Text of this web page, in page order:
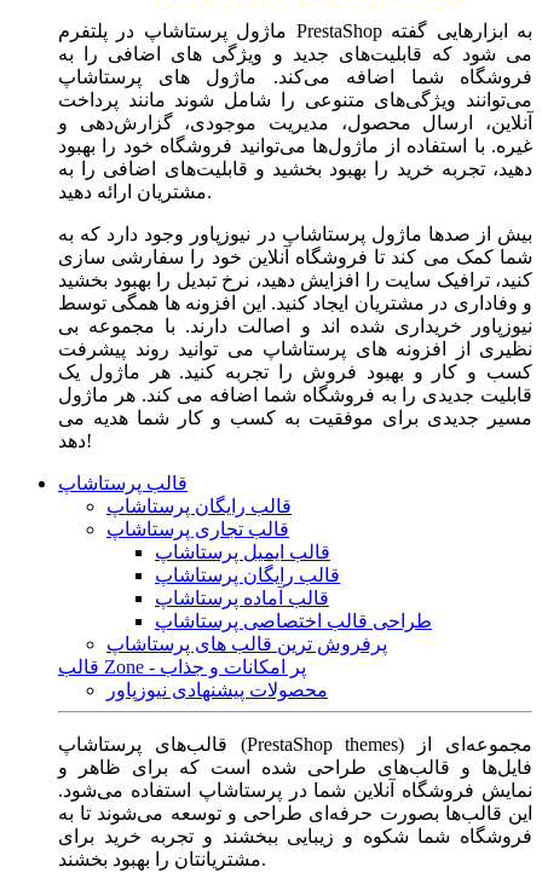
ماژول‌ پرستاشاپ در پلتفرم PrestaShop به ابزارهایی گفته
می شود که قابلیت‌های جدید و ویژگی های اضافی را به
فروشگاه شما اضافه می‌کند. ماژول های پرستاشاپ
می‌توانند ویژگی‌های متنوعی را شامل شوند مانند پرداخت
آنلاین، ارسال محصول، مدیریت موجودی، گزارش‌دهی و
غیره. با استفاده از ماژول‌ها می‌توانید فروشگاه خود را بهبود
دهید، تجربه خرید را بهبود بخشید و قابلیت‌های اضافی را به
مشتریان ارائه دهید.
بیش از صدها ماژول پرستاشاپ در نیوزپاور وجود دارد که به
شما کمک می کند تا فروشگاه آنلاین خود را سفارشی سازی
کنید، ترافیک سایت را افزایش دهید، نرخ تبدیل را بهبود بخشید
و وفاداری در مشتریان ایجاد کنید. این افزونه ها همگی توسط
نیوزپاور خریداری شده اند و اصالت دارند. با مجموعه بی
نظیری از افزونه های پرستاشاپ می توانید روند پیشرفت
کسب و کار و بهبود فروش را تجربه کنید. هر ماژول یک
قابلیت جدیدی را به فروشگاه شما اضافه می کند. هر ماژول
مسیر جدیدی برای موفقیت به کسب و کار شما هدیه می
دهد!
قالب پرستاشاپ
قالب رایگان پرستاشاپ
قالب تجاری پرستاشاپ
قالب ایمیل پرستاشاپ
قالب رایگان پرستاشاپ
قالب آماده پرستاشاپ
طراحی قالب اختصاصی پرستاشاپ
پرفروش ترین قالب های پرستاشاپ
قالب Zone - پر امکانات و جذاب
محصولات پیشنهادی نیوزپاور
قالب‌های پرستاشاپ (PrestaShop themes) مجموعه‌ای از
فایل‌ها و قالب‌های طراحی شده است که برای ظاهر و
نمایش فروشگاه آنلاین شما در پرستاشاپ استفاده می‌شود.
این قالب‌ها بصورت حرفه‌ای طراحی و توسعه می‌شوند تا به
فروشگاه شما شکوه و زیبایی ببخشند و تجربه خرید برای
مشتریانتان را بهبود بخشند.